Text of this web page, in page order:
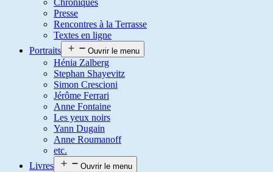
Chroniques
Presse
Rencontres à la Terrasse
Textes en ligne
Portraits
Ouvrir le menu
Hénia Zalberg
Stephan Shayevitz
Simon Crescioni
Jérôme Ferrari
Anne Fontaine
Les yeux noirs
Yann Dugain
Anne Roumanoff
etc.
Livres
Ouvrir le menu